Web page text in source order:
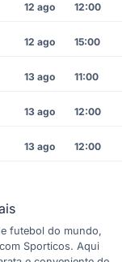
12 ago 12:00
12 ago 15:00
13 ago 11:00
13 ago 12:00
13 ago 12:00
futebol do mundo,
Sporticos. Aqui